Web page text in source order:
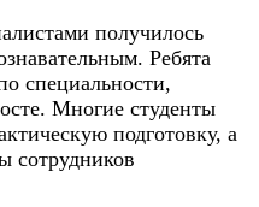
получилось
Ребята
специальности,
Многие студенты
подготовку, а
сотрудников